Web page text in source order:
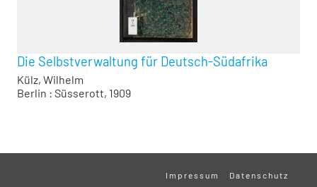
Die Selbstverwaltung für Deutsch-Südafrika
Külz, Wilhelm
Berlin : Süsserott, 1909
Impressum Datenschutz